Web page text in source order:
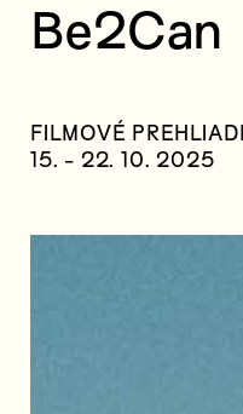
Be2Can
FILMOVÉ
15. - 22. 10. 2025